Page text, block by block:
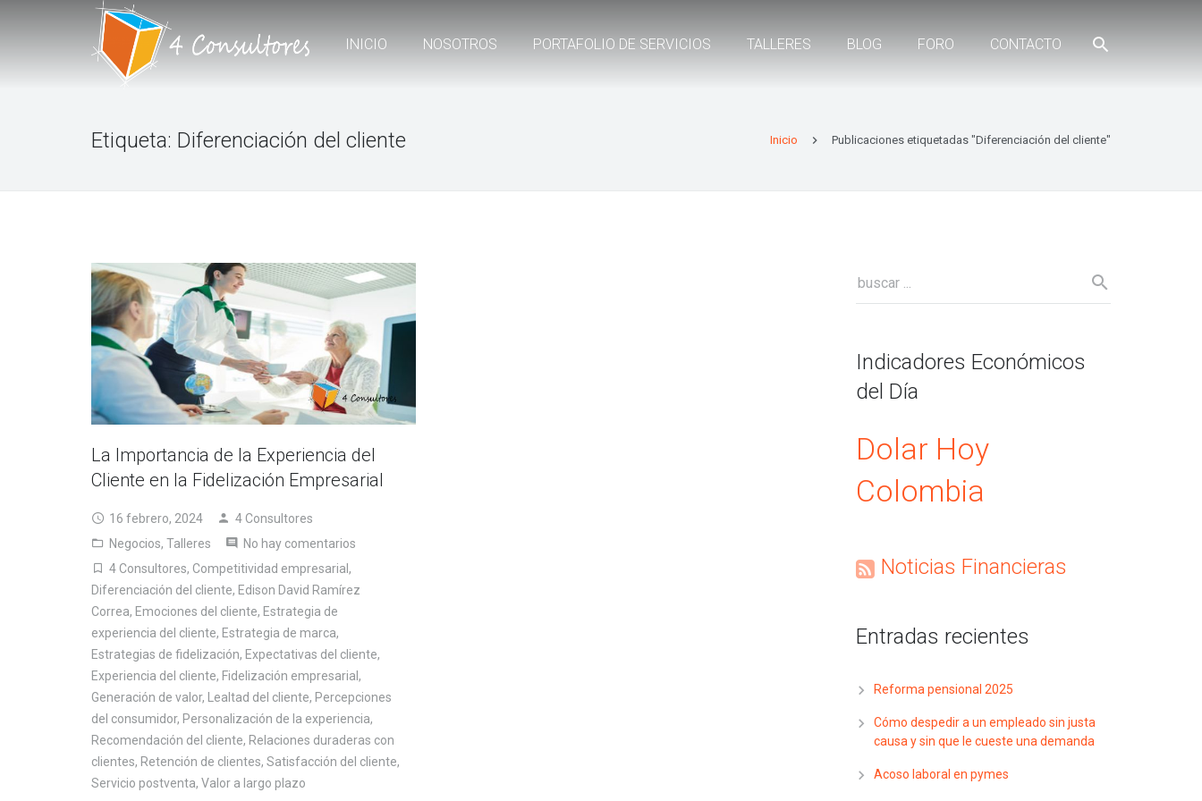
INICIO NOSOTROS PORTAFOLIO DE SERVICIOS TALLERES BLOG FORO CONTACTO
Etiqueta: Diferenciación del cliente Inicio Publicaciones etiquetadas "Diferenciación del cliente"
La Importancia de la Experiencia del
Cliente en la Fidelización Empresarial
16 febrero, 2024
4 Consultores
Negocios, Talleres
No hay comentarios
4 Consultores, Competitividad empresarial ,
Diferenciación del cliente, Edison David Ramírez
Correa, Emociones del cliente, Estrategia de
experiencia del cliente, Estrategia de marca,
Estrategias de fidelización, Expectativas del cliente,
Experiencia del cliente, Fidelización empresarial ,
Generación de valor, Lealtad del cliente, Percepciones
del consumidor, Personalización de la experiencia,
Recomendación del cliente, Relaciones duraderas con
clientes, Retención de clientes, Satisfacción del cliente,
Servicio postventa, Valor a largo plazo
Indicadores Económicos
del Día
Dolar Hoy
Colombia
Noticias Financieras
Entradas recientes
Reforma pensional 2025
Cómo despedir a un empleado sin justa
causa y sin que le cueste una demanda
Acoso laboral en pymes